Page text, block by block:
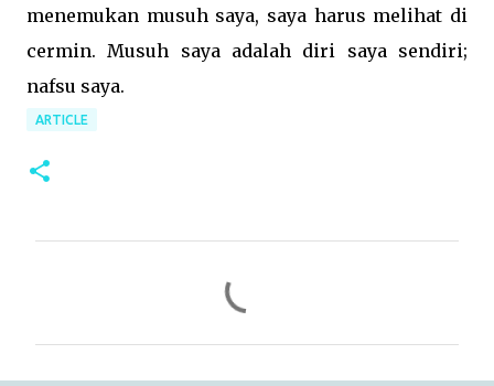
menemukan musuh saya, saya harus melihat di
cermin. Musuh saya adalah diri saya sendiri;
nafsu saya.
ARTICLE